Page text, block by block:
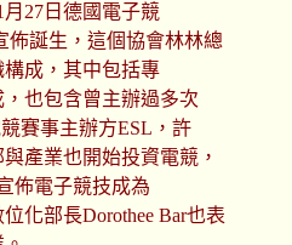
27日德國電子競
佈誕生，這個協會林林總
成，其中包括專
也包含曾主辦過多次
賽事主辦方ESL，許
產業也開始投資電競，
佈電子競技成為
化部長Dorothee Bar也表